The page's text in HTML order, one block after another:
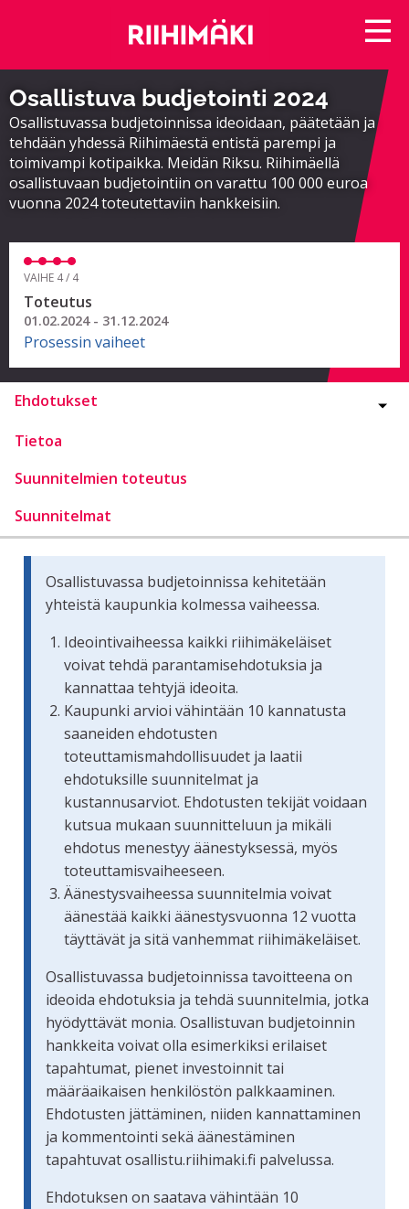
Osallistuva budjetointi 2024
Osallistuvassa budjetoinnissa ideoidaan, päätetään ja
tehdään yhdessä Riihimäestä entistä parempi ja
toimivampi kotipaikka. Meidän Riksu. Riihimäellä
osallistuvaan budjetointiin on varattu 100 000 euroa
vuonna 2024 toteutettaviin hankkeisiin.
VAIHE 4 / 4
Toteutus
01.02.2024 - 31.12.2024
Prosessin vaiheet
Ehdotukset
Tietoa
Suunnitelmien toteutus
Suunnitelmat
Osallistuvassa budjetoinnissa kehitetään
yhteistä kaupunkia kolmessa vaiheessa.
Ideointivaiheessa kaikki riihimäkeläiset
voivat tehdä parantamisehdotuksia ja
kannattaa tehtyjä ideoita.
Kaupunki arvioi vähintään 10 kannatusta
saaneiden ehdotusten
toteuttamismahdollisuudet ja laatii
ehdotuksille suunnitelmat ja
kustannusarviot. Ehdotusten tekijät voidaan
kutsua mukaan suunnitteluun ja mikäli
ehdotus menestyy äänestyksessä, myös
toteuttamisvaiheeseen.
Äänestysvaiheessa suunnitelmia voivat
äänestää kaikki äänestysvuonna 12 vuotta
täyttävät ja sitä vanhemmat riihimäkeläiset.
Osallistuvassa budjetoinnissa tavoitteena on
ideoida ehdotuksia ja tehdä suunnitelmia, jotka
hyödyttävät monia. Osallistuvan budjetoinnin
hankkeita voivat olla esimerkiksi erilaiset
tapahtumat, pienet investoinnit tai
määräaikaisen henkilöstön palkkaaminen.
Ehdotusten jättäminen, niiden kannattaminen
ja kommentointi sekä äänestäminen
tapahtuvat osallistu.riihimaki.fi palvelussa.
Ehdotuksen on saatava vähintään 10